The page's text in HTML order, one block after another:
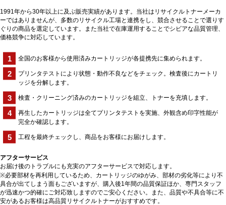
1991年から30年以上に及ぶ販売実績があります。当社はリサイクルトナーメーカ
ーではありませんが、多数のリサイクル工場と連携をし、競合させることで選りす
ぐりの商品を選定しています。また当社で在庫運用することでシビアな品質管理、
価格競争に対応しています。
全国のお客様から使用済みカートリッジが各提携先に集められます。
プリンタテストにより状態・動作不良などをチェック。検査後にカートリ
ッジを分解します。
検査・クリーニング済みのカートリッジを組立、トナーを充填します。
再生したカートリッジは全てプリンタテストを実施、外観含め印字性能が
完全か確認します。
工程を最終チェックし、商品をお客様にお届けします。
アフターサービス
お届け後のトラブルにも充実のアフターサービスで対応します。
※必要部材を再利用しているため、カートリッジのゆがみ、部材の劣化等により不
具合が出てしまう面もございますが、購入後1年間の品質保証ほか、専門スタッフ
が迅速かつ的確にご対応致しますのでご安心ください。また、品質や不具合等に不
安があるお客様は高品質リサイクルトナーがおすすめです。